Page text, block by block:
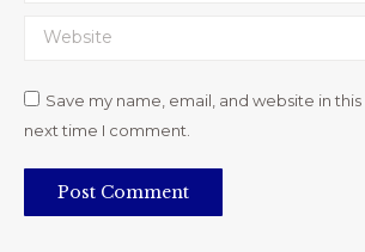
Website
Save my name, email, and website in
next time I comment.
Post Comment